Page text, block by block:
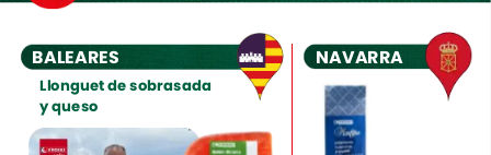
BALEARES
Llonguetdesobrasada
yqueso
NAVARRA